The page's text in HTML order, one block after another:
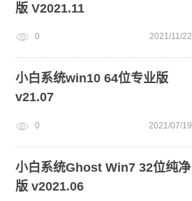
版 V2021.11
0 2021/11/22
小白系统win10 64位专业版
v21.07
0 2021/07/19
小白系统Ghost Win7 32位纯净
版 v2021.06